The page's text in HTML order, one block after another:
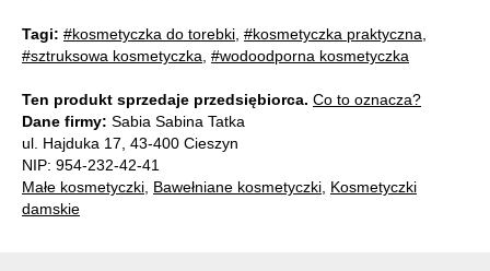
Tagi: #kosmetyczka do torebki #kosmetyczka praktyczna
#sztruksowa kosmetyczka #wodoodporna kosmetyczka
Ten produkt sprzedaje przedsiębiorca. Co to oznacza?
Dane firmy: Sabia Sabina Tatka
ul. Hajduka 17, 43-400 Cieszyn
NIP: 954-232-42-41
Małe kosmetyczki Bawełniane kosmetyczki Kosmetyczki
damskie